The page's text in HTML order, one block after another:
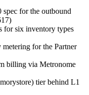
for the outbound
for six inventory types
for the Partner
billing via Metronome
tier behind L1